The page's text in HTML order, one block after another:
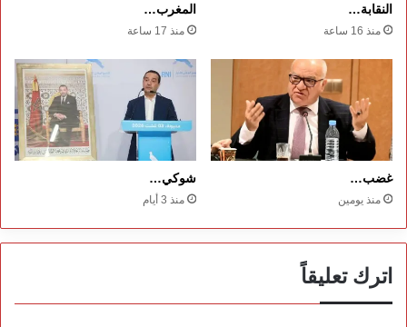
النقابة…
منذ 16 ساعة
المغرب…
منذ 17 ساعة
غضب…
منذ يومين
شوكي…
منذ 3 أيام
اترك تعليقاً